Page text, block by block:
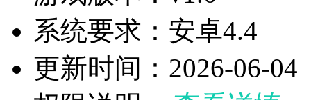
系统要求：安卓4.4
更新时间：2026-06-04